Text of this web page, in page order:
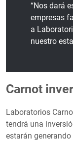
“Nos dará
empresas
a
nuestro
Carnot
Laboratorios
tendrá una
estarán